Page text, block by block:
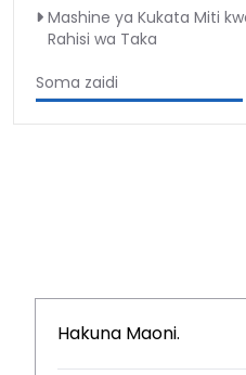
Mashine ya Kukata Miti
Rahisi wa Taka
Soma zaidi
Hakuna Maoni.